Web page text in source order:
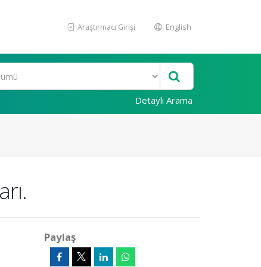
Araştırmacı Girişi English
Detaylı Arama
Paylaş